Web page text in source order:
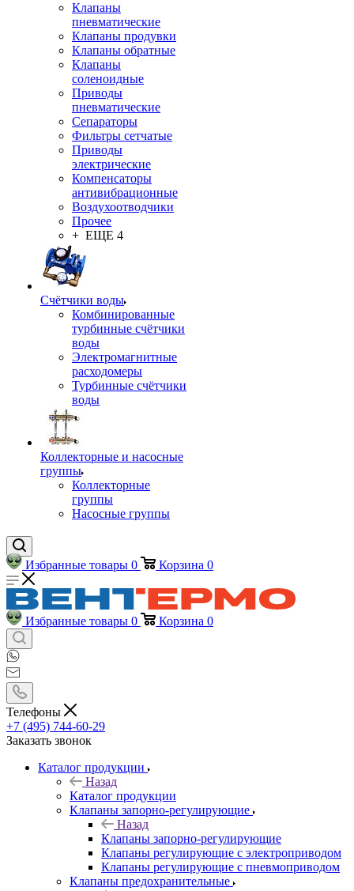
Клапаны
пневматические
Клапаны продувки
Клапаны обратные
Клапаны
соленоидные
Приводы
пневматические
Сепараторы
Фильтры сетчатые
Приводы
электрические
Компенсаторы
антивибрационные
Воздухоотводчики
Прочее
+ ЕЩЕ 4
Счётчики воды
Комбинированные
турбинные счётчики
воды
Электромагнитные
расходомеры
Турбинные счётчики
воды
Коллекторные и насосные
группы
Коллекторные
группы
Насосные группы
Избранные товары 0 Корзина 0
Избранные товары 0 Корзина 0
Телефоны
+7 (495) 744-60-29
Заказать звонок
Каталог продукции
Назад
Каталог продукции
Клапаны запорно-регулирующие
Назад
Клапаны запорно-регулирующие
Клапаны регулирующие с электроприводом
Клапаны регулирующие с пневмоприводом
Клапаны предохранительные